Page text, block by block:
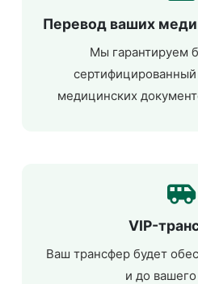
Перевод ваших
Мы гарантируем
медицинских
VIP-
Ваш трансфер будет
и до